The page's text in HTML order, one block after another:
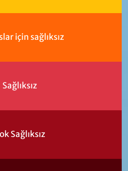
için sağlıksız
Sağlıksız
Sağlıksız